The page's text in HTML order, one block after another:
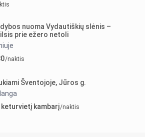
nuoma Vydautiškių slėnis –
prie ežero netoli
/naktis
Šventojoje, Jūros g.
keturvietį kambarį/naktis